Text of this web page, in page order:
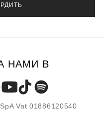
НАМИ В
Vat 01886120540